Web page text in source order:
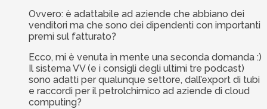
Ovvero: è adattabile ad aziende che abbiano dei
venditori ma che sono dei dipendenti con importanti
premi sul fatturato?
Ecco, mi è venuta in mente una seconda domanda :)
Il sistema VV (e i consigli degli ultimi tre podcast)
sono adatti per qualunque settore, dall’export di tubi
e raccordi per il petrolchimico ad aziende di cloud
computing?